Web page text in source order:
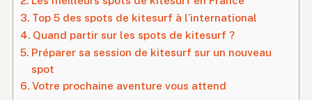
Top 5 des spots de kitesurf à l’international
Quand partir sur les spots de kitesurf ?
Préparer sa session de kitesurf sur un nouveau
spot
Votre prochaine aventure vous attend